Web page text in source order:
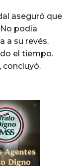
aseguró que
podía
a su revés.
el tiempo.
concluyó.